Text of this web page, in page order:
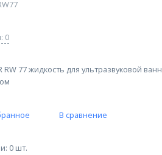
0
RW 77 жидкость для ультразвуковой
В сравнение
0 шт.